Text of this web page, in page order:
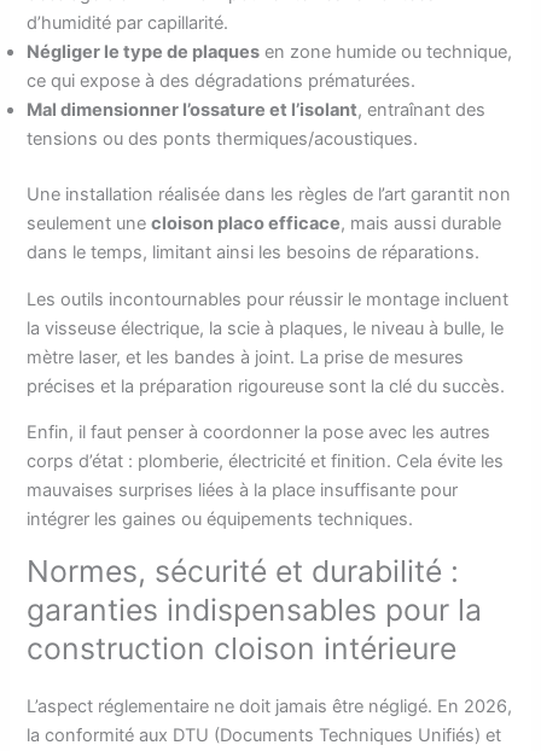
d’humidité par capillarité.
Négliger le type de plaques en zone humide ou technique,
ce qui expose à des dégradations prématurées.
Mal dimensionner l’ossature et l’isolant, entraînant des
tensions ou des ponts thermiques/acoustiques.
Une installation réalisée dans les règles de l’art garantit non
seulement unecloison placo efficace, mais aussi durable
dans le temps, limitant ainsi les besoins de réparations.
Les outils incontournables pour réussir le montage incluent
la visseuse électrique, la scie à plaques, le niveau à bulle, le
mètre laser, et les bandes à joint. La prise de mesures
précises et la préparation rigoureuse sont la clé du succès.
Enfin, il faut penser à coordonner la pose avec les autres
corps d’état : plomberie, électricité et finition. Cela évite les
mauvaises surprises liées à la place insuffisante pour
intégrer les gaines ou équipements techniques.
Normes, sécurité et durabilité :
garanties indispensables pour la
construction cloison intérieure
L’aspect réglementaire ne doit jamais être négligé. En 2026,
la conformité aux DTU (Documents Techniques Unifiés) et